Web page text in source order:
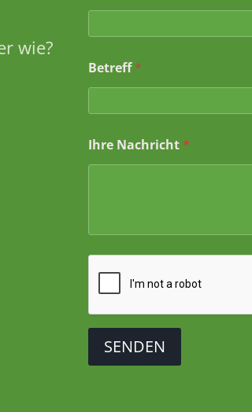
wie?
e
t
e
f
I
Betreff*
Ihre Nachricht *
SENDEN